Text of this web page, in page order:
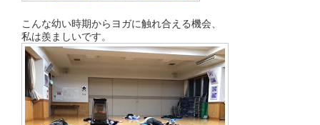
こんな幼い時期からヨガに触れ合える機会、
私は羨ましいです。